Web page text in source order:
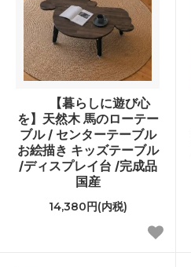
【暮らしに遊び心
を】天然木 馬のローテー
ブル / センターテーブル
お絵描き キッズテーブル
/ディスプレイ台 /完成品
国産
14,380円(内税)